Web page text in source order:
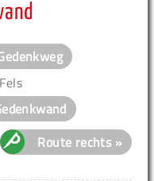
Route rechts »